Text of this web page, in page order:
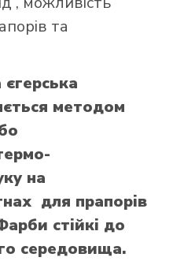
та
методом
на
для прапорів
стійкі до
середовища.